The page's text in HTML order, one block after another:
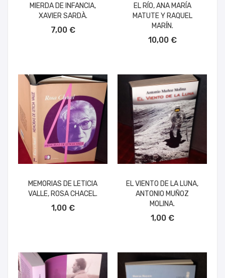
MIERDA DE INFANCIA,
XAVIER SARDÀ.
7,00 €
EL RÍO, ANA MARÍA
MATUTE Y RAQUEL
MARÍN.
10,00 €
MEMORIAS DE LETICIA
VALLE, ROSA CHACEL.
1,00 €
EL VIENTO DE LA LUNA,
ANTONIO MUÑOZ
MOLINA.
1,00 €